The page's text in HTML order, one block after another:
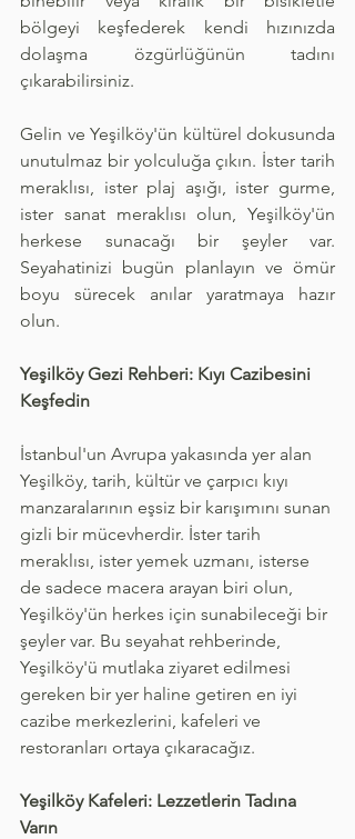
bölgeyi keşfederek kendi hızınızda
dolaşma özgürlüğünün tadını
çıkarabilirsiniz.
Gelin ve Yeşilköy'ün kültürel dokusunda
unutulmaz bir yolculuğa çıkın. İster tarih
meraklısı, ister plaj aşığı, ister gurme,
ister sanat meraklısı olun, Yeşilköy'ün
herkese sunacağı bir şeyler var.
Seyahatinizi bugün planlayın ve ömür
boyu sürecek anılar yaratmaya hazır
olun.
Yeşilköy Gezi Rehberi: Kıyı Cazibesini
Keşfedin
İstanbul'un Avrupa yakasında yer alan
Yeşilköy, tarih, kültür ve çarpıcı kıyı
manzaralarının eşsiz bir karışımını sunan
gizli bir mücevherdir. İster tarih
meraklısı, ister yemek uzmanı, isterse
de sadece macera arayan biri olun,
Yeşilköy'ün herkes için sunabileceği bir
şeyler var. Bu seyahat rehberinde,
Yeşilköy'ü mutlaka ziyaret edilmesi
gereken bir yer haline getiren en iyi
cazibe merkezlerini, kafeleri ve
restoranları ortaya çıkaracağız.
Yeşilköy Kafeleri: Lezzetlerin Tadına
Varın